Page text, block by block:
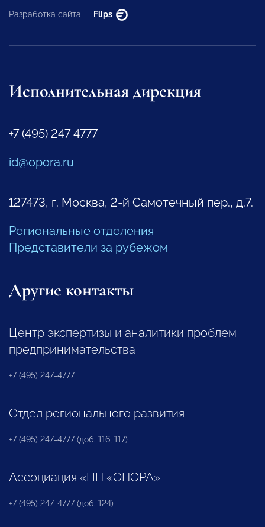
Разработка сайта — Flips
Исполнительная дирекция
+7 (495) 247 4777
id@opora.ru
127473, г. Москва, 2-й Самотечный пер., д.7.
Региональные отделения
Представители за рубежом
Другие контакты
Центр экспертизы и аналитики проблем
предпринимательства
+7 (495) 247-4777
Отдел регионального развития
+7 (495) 247-4777 (доб. 116, 117)
Ассоциация «НП «ОПОРА»
+7 (495) 247-4777 (доб. 124)